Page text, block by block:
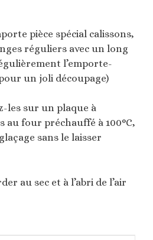
pièce spécial calissons,
réguliers avec un long
l’emporte-
un joli découpage)
les sur un plaque à
au four préchauffé à 100°C,
sans le laisser
au sec et à l’abri de l’air